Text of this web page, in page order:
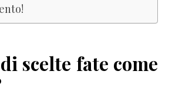
scelte fate come